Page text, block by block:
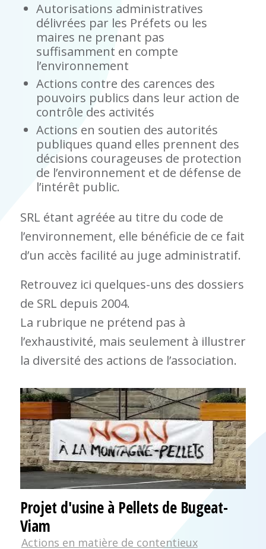
Autorisations administratives
délivrées par les Préfets ou les
maires ne prenant pas
suffisamment en compte
l’environnement
Actions contre des carences des
pouvoirs publics dans leur action de
contrôle des activités
Actions en soutien des autorités
publiques quand elles prennent des
décisions courageuses de protection
de l’environnement et de défense de
l’intérêt public.
SRL étant agréée au titre du code de
l’environnement, elle bénéficie de ce fait
d’un accès facilité au juge administratif.
Retrouvez ici quelques-uns des dossiers
de SRL depuis 2004.
La rubrique ne prétend pas à
l’exhaustivité, mais seulement à illustrer
la diversité des actions de l’association.
Projet d'usine à Pellets de Bugeat-
Viam
Actions en matière de contentieux